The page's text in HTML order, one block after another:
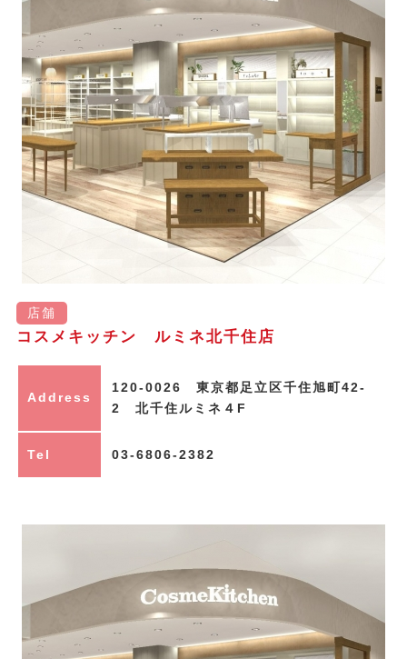
店舗
コスメキッチン ルミネ北千住店
Address
120-0026 東京都足立区千住旭町42-
2 北千住ルミネ４F
Tel 03-6806-2382